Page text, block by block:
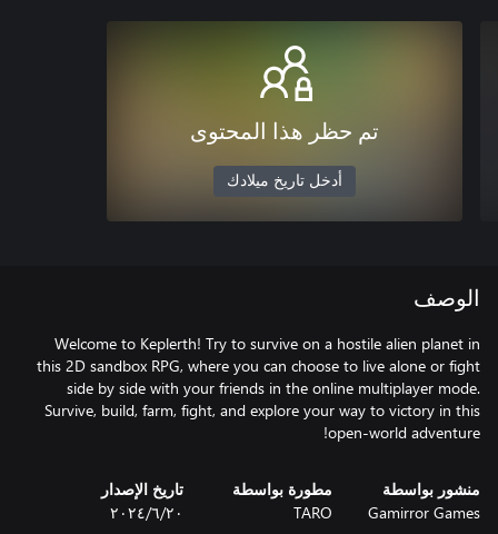
تم حظر هذا المحتوى
أدخل تاريخ ميلادك
الوصف
Welcome to Keplerth! Try to survive on a hostile alien planet in
this 2D sandbox RPG, where you can choose to live alone or fight
side by side with your friends in the online multiplayer mode.
Survive, build, farm, fight, and explore your way to victory in this
open-world adventure!
منشور بواسطة
Gamirror Games
مطورة بواسطة
TARO
تاريخ الإصدار
٢٠‏/٦‏/٢٠٢٤